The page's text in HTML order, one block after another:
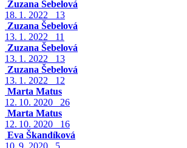
Zuzana Šebelová
18. 1. 2022
13
Zuzana Šebelová
13. 1. 2022
11
Zuzana Šebelová
13. 1. 2022
13
Zuzana Šebelová
13. 1. 2022
12
Marta Matus
12. 10. 2020
26
Marta Matus
12. 10. 2020
16
Eva Škandíková
10. 9. 2020
5